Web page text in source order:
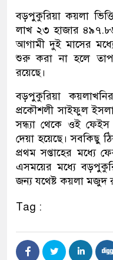
বড়পুকুরিয়া কয়লা
লাখ ২৩ হাজার
আগামী দুই মাসের
শুরু করা না হলে
রয়েছে।
বড়পুকুরিয়া
প্রকৌশলী সাইফুল
সন্ধ্যা থেকে ওই
দেয়া হয়েছে। সবকিছু
প্রথম সপ্তাহের মধ্যে
এসময়ের মধ্যে
জন্য যথেষ্ট কয়লা মজুদ
Tag :